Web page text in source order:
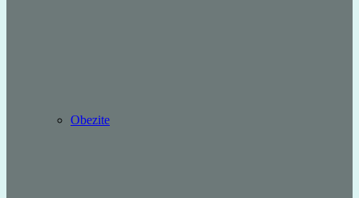
Obezite